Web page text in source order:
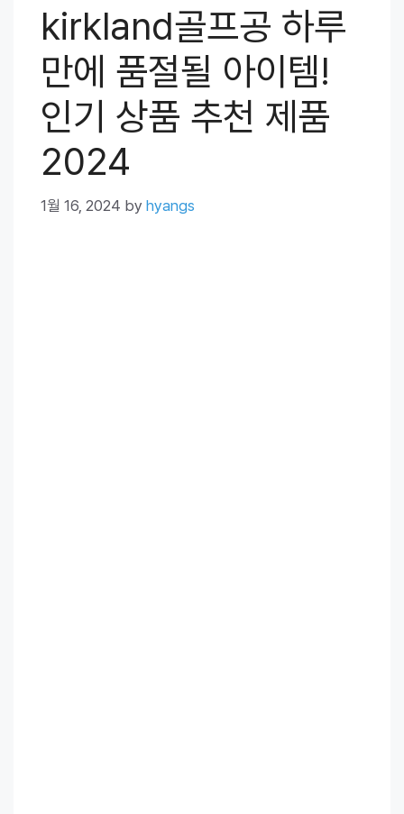
kirkland골프공 하루
만에 품절될 아이템!
인기 상품 추천 제품
2024
1월 16, 2024 by hyangs